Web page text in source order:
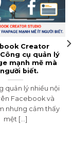
Creator
cụ quản lý
mạnh mẽ mà
biết.
quản lý nhiều nội
Facebook và
nhưng cảm thấy
mệt [...]